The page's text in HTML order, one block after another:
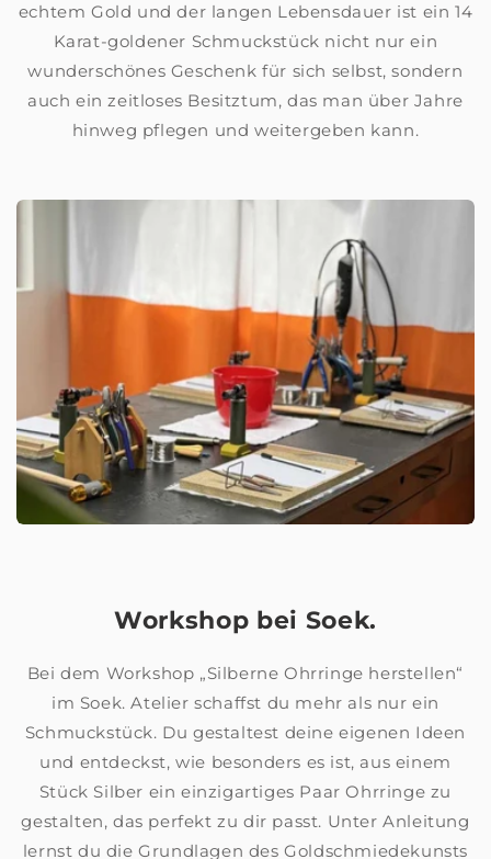
echtem Gold und der langen Lebensdauer ist ein 14
Karat-goldener Schmuckstück nicht nur ein
wunderschönes Geschenk für sich selbst, sondern
auch ein zeitloses Besitztum, das man über Jahre
hinweg pflegen und weitergeben kann.
Workshop bei Soek.
Bei dem Workshop „Silberne Ohrringe herstellen“
im Soek. Atelier schaffst du mehr als nur ein
Schmuckstück. Du gestaltest deine eigenen Ideen
und entdeckst, wie besonders es ist, aus einem
Stück Silber ein einzigartiges Paar Ohrringe zu
gestalten, das perfekt zu dir passt. Unter Anleitung
lernst du die Grundlagen des Goldschmiedekunsts